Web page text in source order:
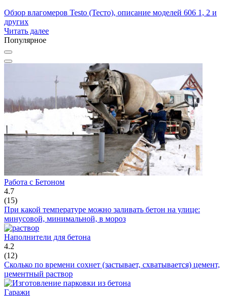
Обзор влагомеров Testo (Тесто), описание моделей 606 1, 2 и
других
Читать далее
Популярное
Работа с Бетоном
4.7
(15)
При какой температуре можно заливать бетон на улице:
минусовой, минимальной, в мороз
Наполнители для бетона
4.2
(12)
Сколько по времени сохнет (застывает, схватывается) цемент,
цементный раствор
Гаражи